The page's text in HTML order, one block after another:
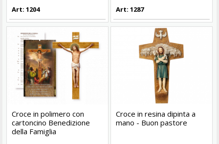
Art: 1204 Art: 1287
Croce in polimero con
cartoncino Benedizione
della Famiglia
Croce in resina dipinta a
mano - Buon pastore